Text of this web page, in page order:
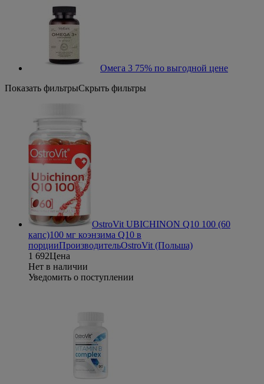
Омега 3 75% по выгодной цене
Показать фильтрыСкрыть фильтры
OstroVit UBICHINON Q10 100 (60
капс)100 мг коэнзима Q10 в
порцииПроизводительOstroVit (Польша)
1 692Цена
Нет в наличии
Уведомить о поступлении